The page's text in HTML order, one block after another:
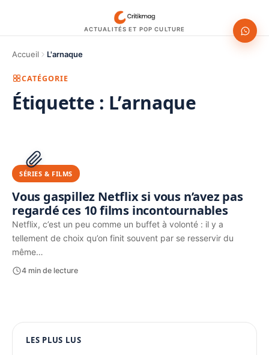
ACTUALITÉS ET POP CULTURE
Accueil L'arnaque
CATÉGORIE
Étiquette : L’arnaque
PUBLICITÉ
SÉRIES & FILMS
Vous gaspillez Netflix si vous n’avez pas
regardé ces 10 films incontournables
Netflix, c’est un peu comme un buffet à volonté : il y a
tellement de choix qu’on finit souvent par se resservir du
même…
4 min de lecture
PUBLICITÉ
LES PLUS LUS